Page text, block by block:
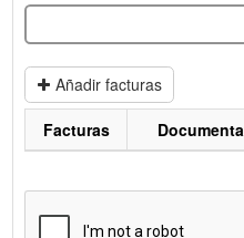
Añadir facturas
Facturas